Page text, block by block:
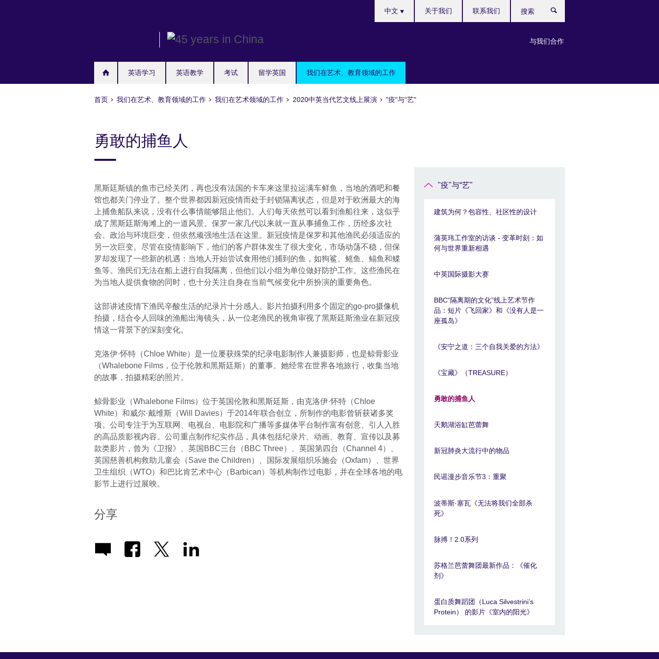
英语学习 英语教学 考试 留学英国 我们在艺术、教育领域的工作
your
中文
与我们合作
关于我们 联系我们
索
首页 我们在艺术、教育领域的工作 我们在艺术领域的工作 2020中英当代艺文线上展演 "疫"与“艺"
勇敢的捕鱼人
黑斯廷斯镇的鱼市已经关闭，再也没有法国的卡车来这里拉运满车鲜鱼，当地的酒吧和餐
馆也都关门停业了。整个世界都因新冠疫情而处于封锁隔离状态，但是对于欧洲最大的海
上捕鱼船队来说，没有什么事情能够阻止他们。人们每天依然可以看到渔船往来，这似乎
成了黑斯廷斯海滩上的一道风景。保罗一家几代以来就一直从事捕鱼工作，历经多次社
会、政治与环境巨变，但依然顽强地生活在这里。新冠疫情是保罗和其他渔民必须适应的
另一次巨变。尽管在疫情影响下，他们的客户群体发生了很大变化，市场动荡不稳，但保
罗却发现了一些新的机遇：当地人开始尝试食用他们捕到的鱼，如狗鲨、鳐鱼、鳎鱼和鲽
鱼等。渔民们无法在船上进行自我隔离，但他们以小组为单位做好防护工作。这些渔民在
为当地人提供食物的同时，也十分关注自身在当前气候变化中所扮演的重要角色。
这部讲述疫情下渔民辛酸生活的纪录片十分感人。影片拍摄利用多个固定的go-pro摄像机
拍摄，结合令人回味的渔船出海镜头，从一位老渔民的视角审视了黑斯廷斯渔业在新冠疫
情这一背景下的深刻变化。
克洛伊·怀特（Chloe White）是一位屡获殊荣的纪录电影制作人兼摄影师，也是鲸骨影业
（Whalebone Films，位于伦敦和黑斯廷斯）的董事。她经常在世界各地旅行，收集当地
的故事，拍摄精彩的照片。
鲸骨影业（Whalebone Films）位于英国伦敦和黑斯廷斯，由克洛伊·怀特（Chloe
White）和威尔·戴维斯（Will Davies）于2014年联合创立，所制作的电影曾斩获诸多奖
项。公司专注于为互联网、电视台、电影院和广播等多媒体平台制作富有创意、引人入胜
的高品质影视内容。公司重点制作纪实作品，具体包括纪录片、动画、教育、宣传以及募
款类影片，曾为《卫报》、英国BBC三台（BBC Three）、英国第四台（Channel 4）、
英国慈善机构救助儿童会（Save the Children）、国际发展组织乐施会（Oxfam）、世界
卫生组织（WTO）和巴比肯艺术中心（Barbican）等机构制作过电影，并在全球各地的电
影节上进行过展映。
分享
"疫"与“艺"
建筑为何？包容性、社区性的设计
蒲英玮工作室的访谈 - 变革时刻：如
何与世界重新相遇
中英国际摄影大赛
BBC“隔离期的文化”线上艺术节作
品：短片《飞回家》和《没有人是一
座孤岛》
《安宁之道：三个自我关爱的方法》
《宝藏》（TREASURE）
勇敢的捕鱼人
天鹅湖浴缸芭蕾舞
新冠肺炎大流行中的物品
民谣漫步音乐节3：重聚
波蒂斯·塞瓦《无法将我们全部杀
死》
脉搏！2.0系列
苏格兰芭蕾舞团最新作品：《催化
剂》
蛋白质舞蹈团（Luca Silvestrini’s
Protein） 的影片《室内的阳光》